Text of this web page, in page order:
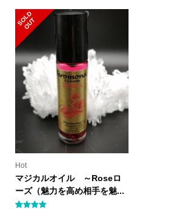
S
O
L
D
O
U
T
Hot
マジカルオイル ～Roseロ
ーズ（魅力を高め相手を魅...